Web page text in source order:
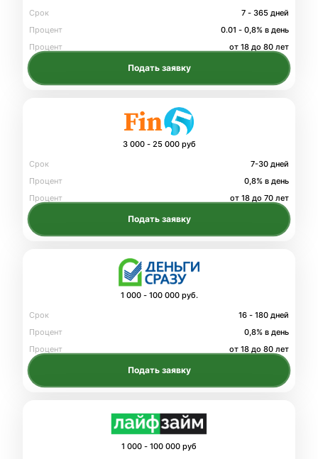
Срок
7 - 365 дней
Процент
0.01 - 0,8% в день
Процент
от 18 до 80 лет
Подать заявку
3 000 - 25 000 руб
Срок
7-30 дней
Процент
0,8% в день
Процент
от 18 до 70 лет
Подать заявку
1 000 - 100 000 руб.
Срок
16 - 180 дней
Процент
0,8% в день
Процент
от 18 до 80 лет
Подать заявку
1 000 - 100 000 руб